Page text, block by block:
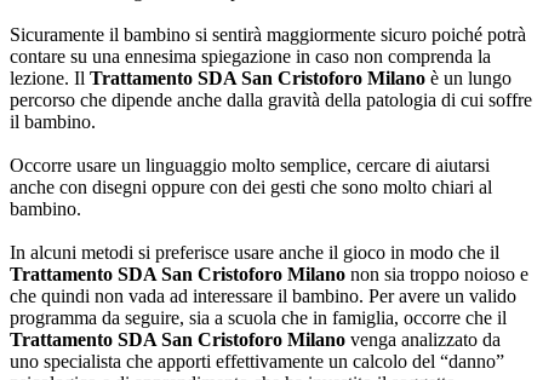
Sicuramente il bambino si sentirà maggiormente sicuro poiché potrà
contare su una ennesima spiegazione in caso non comprenda la
lezione. Il Trattamento SDA San Cristoforo Milano è un lungo
percorso che dipende anche dalla gravità della patologia di cui soffre
il bambino.
Occorre usare un linguaggio molto semplice, cercare di aiutarsi
anche con disegni oppure con dei gesti che sono molto chiari al
bambino.
In alcuni metodi si preferisce usare anche il gioco in modo che il
Trattamento SDA San Cristoforo Milano non sia troppo noioso e
che quindi non vada ad interessare il bambino. Per avere un valido
programma da seguire, sia a scuola che in famiglia, occorre che il
Trattamento SDA San Cristoforo Milano venga analizzato da
uno specialista che apporti effettivamente un calcolo del “danno”